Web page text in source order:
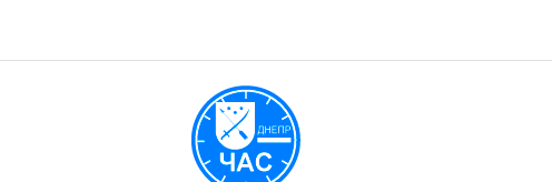
вмісту